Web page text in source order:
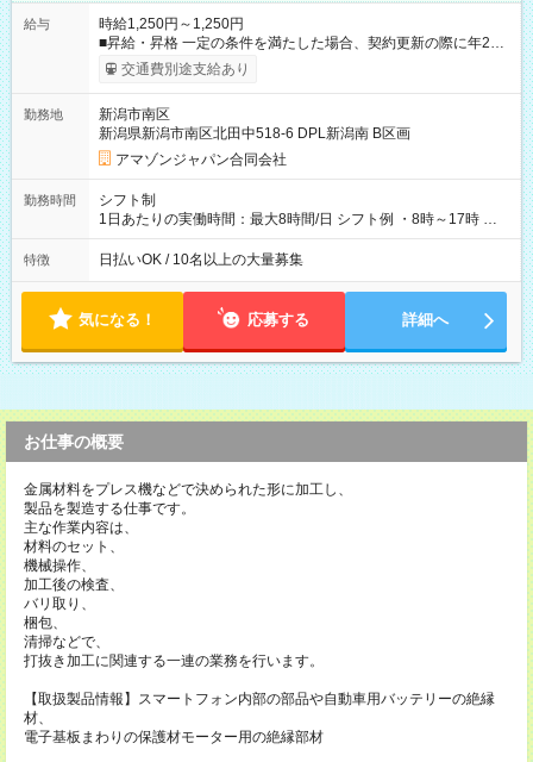
給与
時給1,250円～1,250円
■昇給・昇格 一定の条件を満たした場合、契約更新の際に年2回
まで昇給の機会があります。 ■正社員登用制度あり ※月末締/翌
月25日支払い ※時間外手当、別途支給 ※深夜割増賃金 (22:00～
☆Amazon直雇用で安定して働けます！ 【試用期間】試用期間
あり 試用期間の長さ：1週間 雇用形態、給与は本採用時と同じ
です。
交通費別途支給あり
勤務地
新潟市南区
新潟県新潟市南区北田中518-6 DPL新潟南 B区画
アマゾンジャパン合同会社
勤務時間
シフト制
1日あたりの実働時間：最大8時間/日 シフト例 ・8時～17時 ・
12時～21時
特徴 日払いOK / 10名以上の大量募集
気になる！ 応募する 詳細へ
お仕事の概要
金属材料をプレス機などで決められた形に加工し、
製品を製造する仕事です。
主な作業内容は、
材料のセット、
機械操作、
加工後の検査、
バリ取り、
梱包、
清掃などで、
打抜き加工に関連する一連の業務を行います。
【取扱製品情報】スマートフォン内部の部品や自動車用バッテリーの絶縁
材、
電子基板まわりの保護材モーター用の絶縁部材